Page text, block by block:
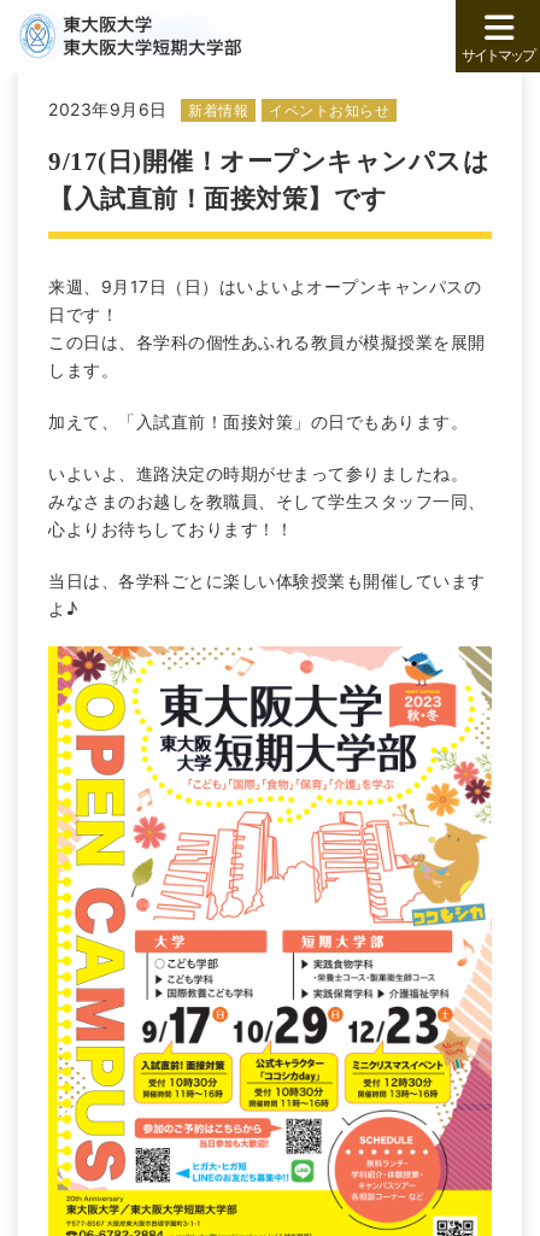
サイトマップ
トップ 新着情報
2023年9月6日 新着情報 イベントお知らせ
9/17(日)開催！オープンキャンパスは
【入試直前！面接対策】です
来週、9月17日（日）はいよいよオープンキャンパスの
日です！
この日は、各学科の個性あふれる教員が模擬授業を展開
します。
加えて、「入試直前！面接対策」の日でもあります。
いよいよ、進路決定の時期がせまって参りましたね。
みなさまのお越しを教職員、そして学生スタッフ一同、
心よりお待ちしております！！
当日は、各学科ごとに楽しい体験授業も開催しています
よ♪